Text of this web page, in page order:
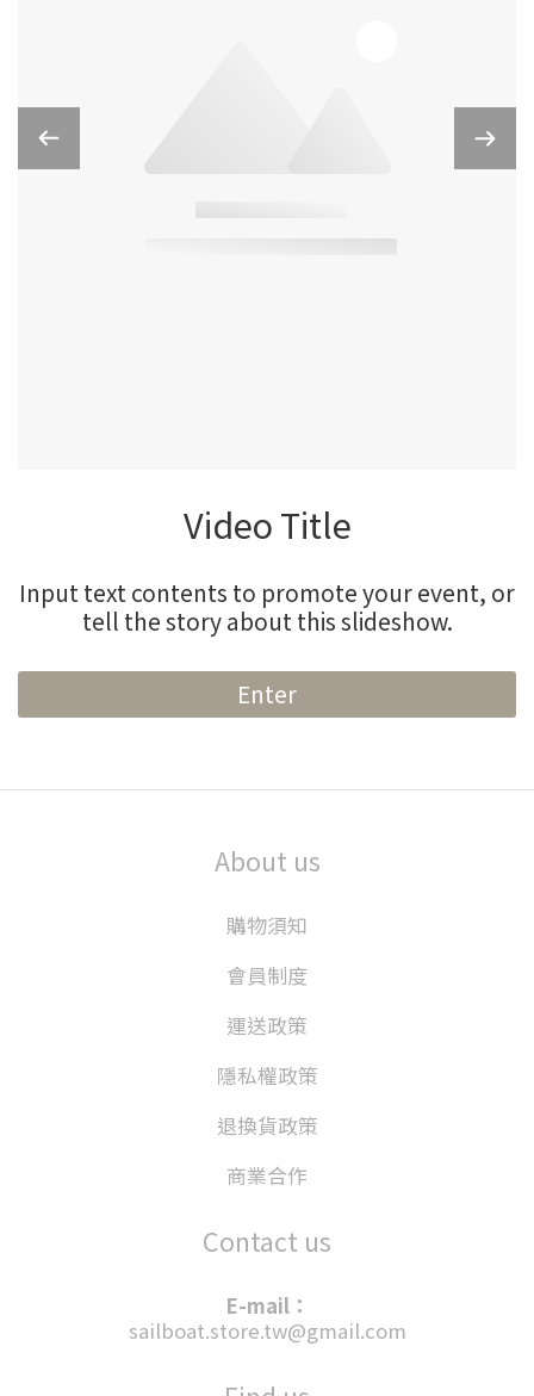
Video Title
Input text contents to promote your event, or
tell the story about this slideshow.
Enter
About us
購物須知
會員制度
運送政策
隱私權政策
退換貨政策
商業合作
Contact us
E-mail：
sailboat.store.tw@gmail.com